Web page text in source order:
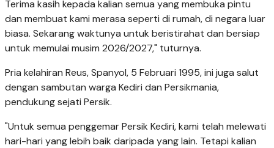
Terima kasih kepada kalian semua yang membuka pintu
dan membuat kami merasa seperti di rumah, di negara luar
biasa. Sekarang waktunya untuk beristirahat dan bersiap
untuk memulai musim 2026/2027," tuturnya.
Pria kelahiran Reus, Spanyol, 5 Februari 1995, ini juga salut
dengan sambutan warga Kediri dan Persikmania,
pendukung sejati Persik.
"Untuk semua penggemar Persik Kediri, kami telah melewati
hari-hari yang lebih baik daripada yang lain. Tetapi kalian